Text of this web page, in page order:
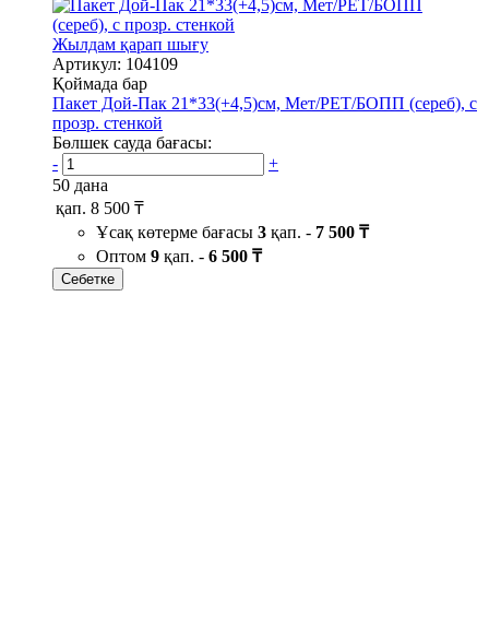
Жылдам қарап шығу
Артикул: 104109
Қоймада бар
Пакет Дой-Пак 21*33(+4,5)см, Мет/PET/БОПП (сереб), с
прозр. стенкой
Бөлшек сауда бағасы:
-
+
50 дана
қап. 8 500 ₸
Ұсақ көтерме бағасы 3 қап. - 7 500 ₸
Оптом 9 қап. - 6 500 ₸
Себетке